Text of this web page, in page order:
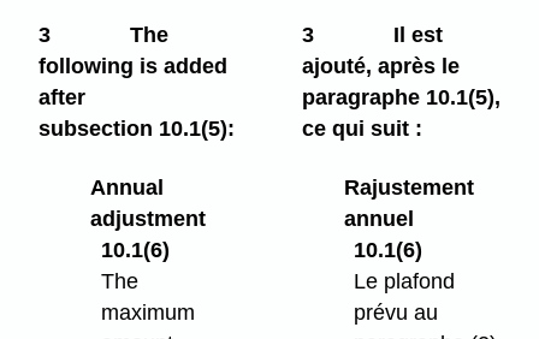
3
The
following is added
after
subsection 10.1(5):
3
Il est
ajouté, après le
paragraphe 10.1(5),
ce qui suit :
Annual
adjustment
10.1(6)
The
maximum
Rajustement
annuel
10.1(6)
Le plafond
prévu au